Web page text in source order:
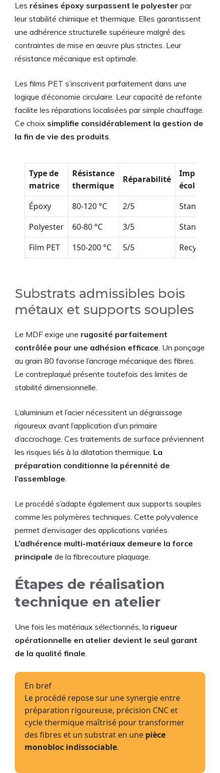
Les résines époxy surpassent le polyester par
leur stabilité chimique et thermique. Elles garantissent
une adhérence structurelle supérieure malgré des
contraintes de mise en œuvre plus strictes. Leur
résistance mécanique est optimale.
Les films PET s’inscrivent parfaitement dans une
logique d’économie circulaire. Leur capacité de refonte
facilite les réparations localisées par simple chauffage.
Ce choix simplifie considérablement la gestion de
la fin de vie des produits.
Type de
matrice
Résistance
thermique
Réparabilité
Impact
Époxy
80-120 °C 2/5
Standard
Polyester
60-80 °C 3/5
Standard
Film PET
150-200 °C 5/5 Recyclable
Substrats admissibles bois
métaux et supports souples
Le MDF exige une rugosité parfaitement
contrôlée pour une adhésion efficace. Un ponçage
au grain 80 favorise l’ancrage mécanique des fibres.
Le contreplaqué présente toutefois des limites de
stabilité dimensionnelle.
L’aluminium et l’acier nécessitent un dégraissage
rigoureux avant l’application d’un primaire
d’accrochage. Ces traitements de surface préviennent
les risques liés à la dilatation thermique. La
préparation conditionne la pérennité de
l’assemblage.
Le procédé s’adapte également aux supports souples
comme les polymères techniques. Cette polyvalence
permet d’envisager des applications variées.
L’adhérence multi-matériaux demeure la force
principale de la fibrecouture plaquage.
Étapes de réalisation
technique en atelier
Une fois les matériaux sélectionnés, la rigueur
opérationnelle en atelier devient le seul garant
de la qualité finale.
En bref
Le procédé repose sur une synergie entre
préparation rigoureuse, précision CNC et
cycle thermique maîtrisé pour transformer
des fibres et un substrat en une pièce
monobloc indissociable.